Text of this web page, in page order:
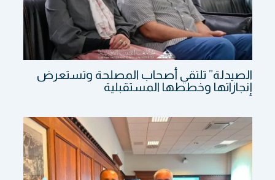
الصيدلة” تلتقي أصحاب المصلحة وتستعرض
إنجازاتها وخططها المستقبلية